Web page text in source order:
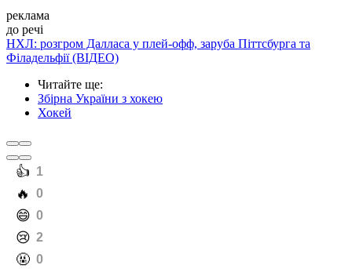
реклама
до речі
НХЛ: розгром Далласа у плей-офф, заруба Піттсбурга та
Філадельфії (ВІДЕО)
Читайте ще:
Збірна України з хокею
Хокей
️👍 1
️🔥 0
️😄 0
️😢 2
️🤬 0